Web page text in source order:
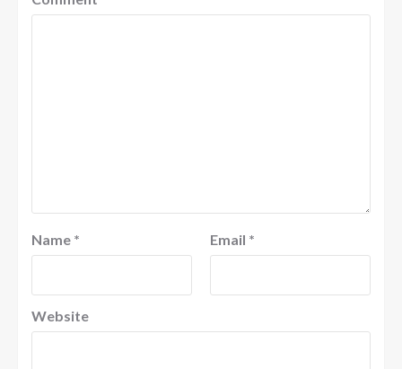
Name * Email *
Website